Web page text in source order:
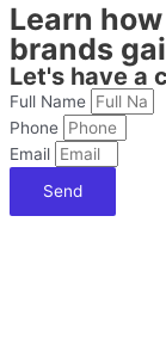
Learn
brands
Let's have a
Full Name
Phone
Email
Send